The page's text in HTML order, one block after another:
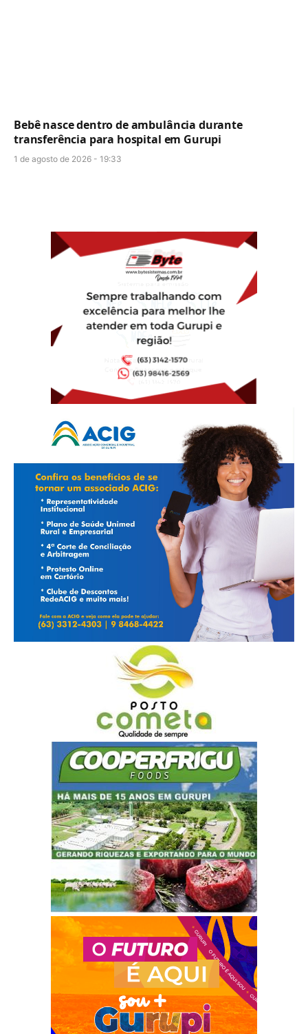
Bebê nasce dentro de ambulância durante
transferência para hospital em Gurupi
1 de agosto de 2026 - 19:33